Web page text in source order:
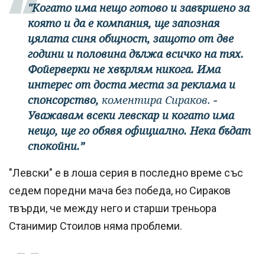
"Когато има нещо готово и завършено за
която и да е компания, ще запозная
цялата синя общност, защото от две
години и половина дължа всичко на тях.
Фойерверки не хвърлям никога. Има
интерес от доста места за реклама и
спонсорство, коментира Сираков. -
Уважавам всеки левскар и когато има
нещо, ще го обявя официално. Нека бъдат
спокойни.”
"Левски" е в лоша серия в последно време със
седем поредни мача без победа, но Сираков
твърди, че между него и старши треньора
Станимир Стоилов няма проблеми.